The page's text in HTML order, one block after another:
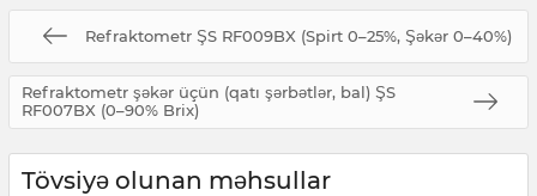
Refraktometr ŞS RF009BX (Spirt 0–25%, Şəkər 0–40%)
Refraktometr şəkər üçün (qatı şərbətlər, bal) ŞS
RF007BX (0–90% Brix)
Tövsiyə olunan məhsullar